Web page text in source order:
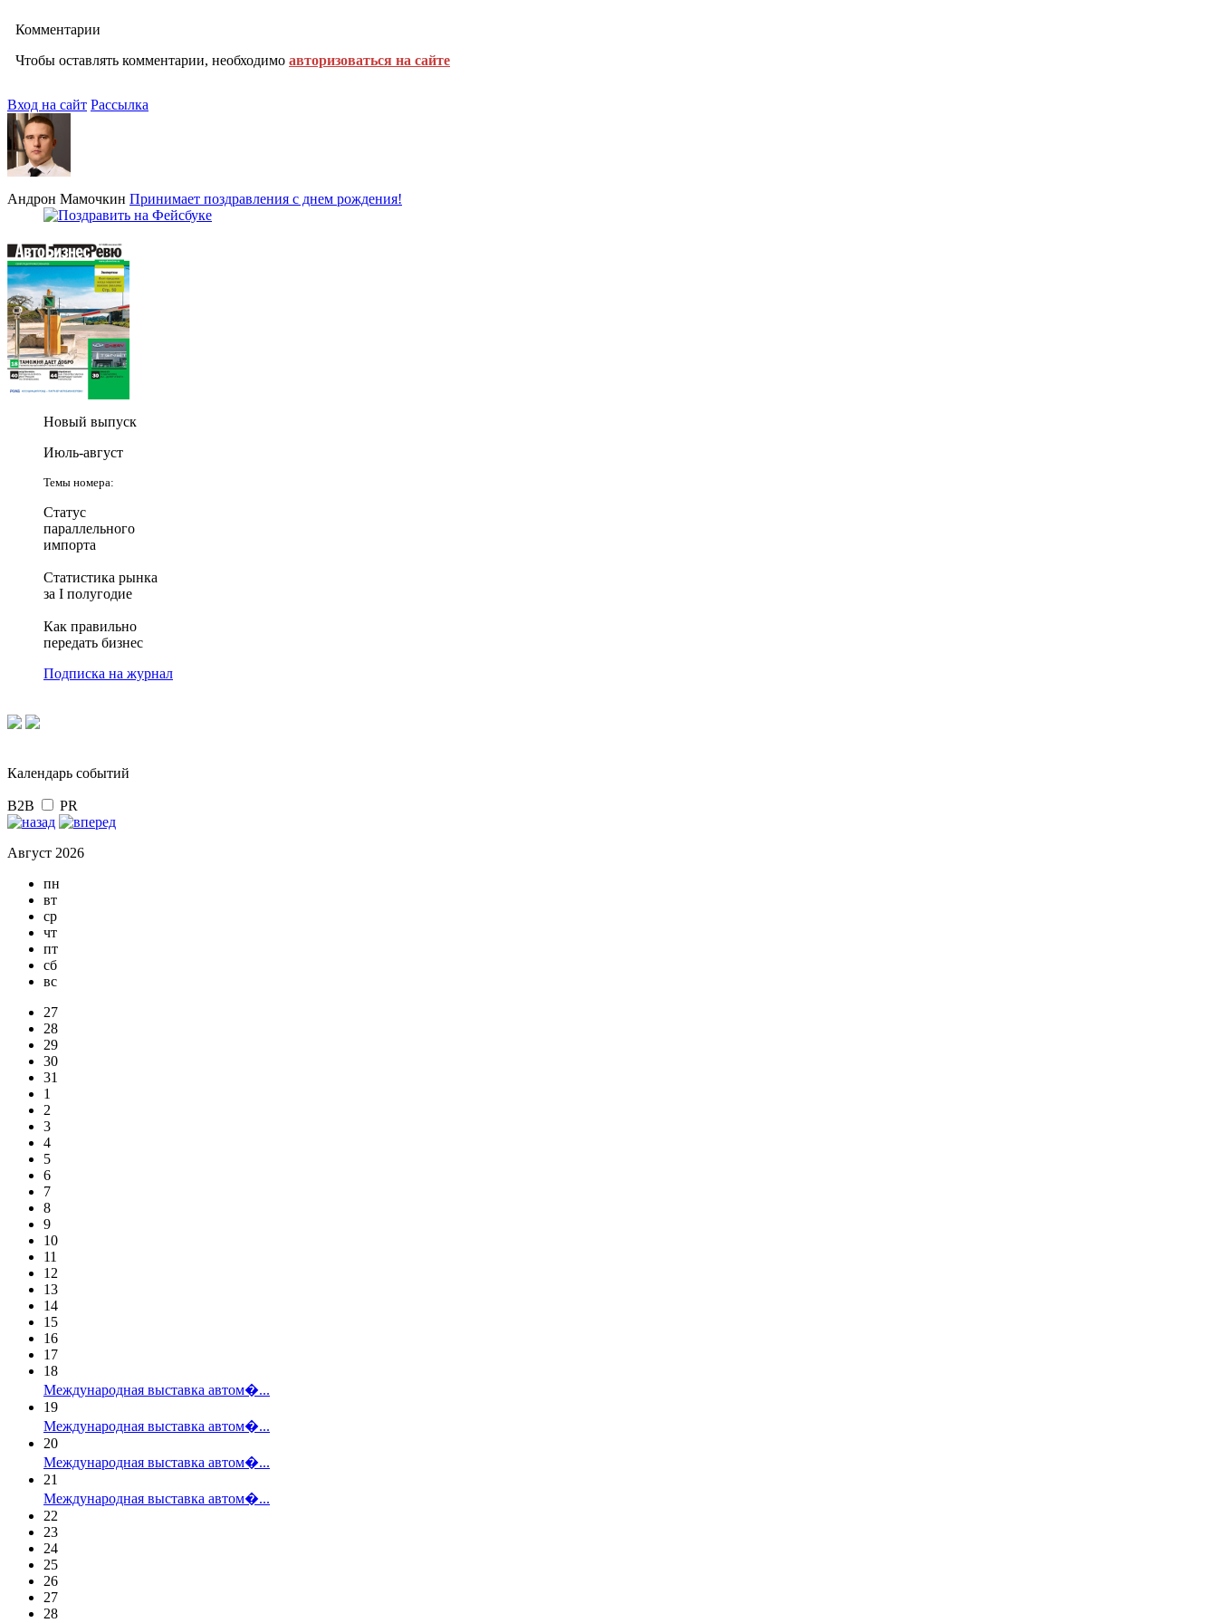
Комментарии
Чтобы оставлять комментарии, необходимо авторизоваться на сайте
Вход на сайт Рассылка
Андрон Мамочкин Принимает поздравления с днем рождения!
Новый выпуск
Июль-август
Темы номера:
Статус
параллельного
импорта
Статистика рынка
за I полугодие
Как правильно
передать бизнес
Подписка на журнал
Календарь событий
B2B PR
Август 2026
пн
вт
ср
чт
пт
сб
вс
27
28
29
30
31
1
2
3
4
5
6
7
8
9
10
11
12
13
14
15
16
17
18
Международная выставка автом�...
19
Международная выставка автом�...
20
Международная выставка автом�...
21
Международная выставка автом�...
22
23
24
25
26
27
28